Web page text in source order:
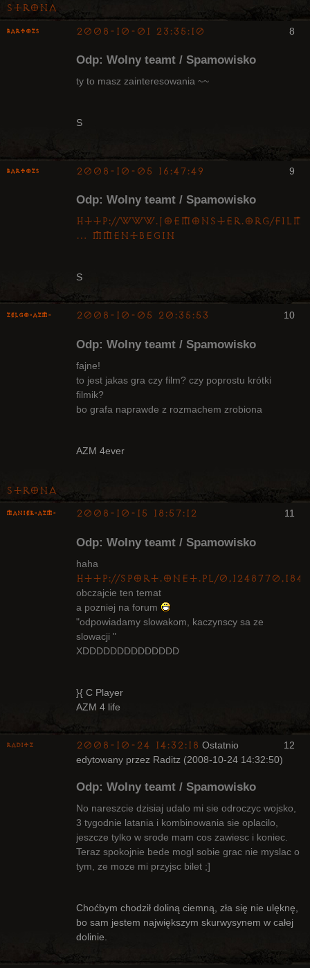
Strona
8
bartozs 2008-10-01 23:35:10
Odp: Wolny teamt / Spamowisko
ty to masz zainteresowania ~~
S
9
bartozs 2008-10-05 16:47:49
Odp: Wolny teamt / Spamowisko
http://www.joemonster.org/
… mmentBegin
S
10
ZelgO-AZM- 2008-10-05 20:35:53
Odp: Wolny teamt / Spamowisko
fajne!
to jest jakas gra czy film? czy poprostu krótki
filmik?
bo grafa naprawde z rozmachem zrobiona
AZM 4ever
Strona
11
Maniek-AZM- 2008-10-15 18:57:12
Odp: Wolny teamt / Spamowisko
haha
http://sport.onet.pl/
obczajcie ten temat
a pozniej na forum
"odpowiadamy slowakom, kaczynscy sa ze
slowacji "
XDDDDDDDDDDDDDD
}{ C Player
AZM 4 life
12
Raditz 2008-10-24 14:32:18 Ostatnio
edytowany przez Raditz (2008-10-24 14:32:50)
Odp: Wolny teamt / Spamowisko
No nareszcie dzisiaj udalo mi sie odroczyc wojsko,
3 tygodnie latania i kombinowania sie oplacilo,
jeszcze tylko w srode mam cos zawiesc i koniec.
Teraz spokojnie bede mogl sobie grac nie myslac o
tym, ze moze mi przyjsc bilet ;]
Choćbym chodził doliną ciemną, zła się nie ulęknę,
bo sam jestem największym skurwysynem w całej
dolinie.